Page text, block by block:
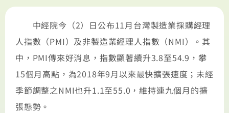
中經院今（2）日公布11月台灣製造業採購經理
人指數（PMI）及非製造業經理人指數（NMI）。其
中，PMI傳來好消息，指數顯著續升3.8至54.9，攀
15個月高點，為2018年9月以來最快擴張速度；未經
季節調整之NMI也升1.1至55.0，維持連九個月的擴
張態勢。